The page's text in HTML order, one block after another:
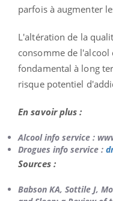
parfois à augmenter
L'altération de la
consomme de
fondamental à long
risque potentiel
En savoir plus :
Alcool info service :
Drogues info service :
Sources :
Babson KA, Sottile J,